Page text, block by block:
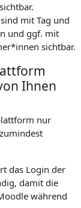
mit Tag und
und ggf. mit
sichtbar.
Ihnen
nur
das Login der
damit die
während